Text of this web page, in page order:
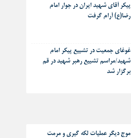
پیکر آقای شهید ایران در جوار امام
رضا(ع) آرام گرفت
غوغای جمعیت در تشییع پیکر امام
شهید/مراسم تشییع رهبر شهید در قم
برگزار شد
موج دیگر عملیات لکه گیری و مرمت